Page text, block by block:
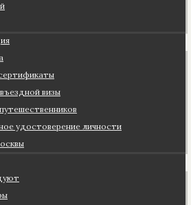
визы
удостоверение личности